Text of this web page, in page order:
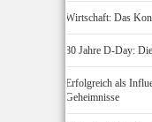
Wirtschaft: Das
80 Jahre D-Day:
Erfolgreich als
Geheimnisse